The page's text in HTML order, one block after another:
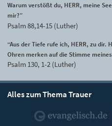
Warum verstößt du, HERR, meine
mir?”
Psalm 88,14-15 (Luther)
“Aus der Tiefe rufe ich, HERR, zu
Ohren merken auf die Stimme
Psalm 130, 1-2 (Luther)
Alles zum Thema Trauer